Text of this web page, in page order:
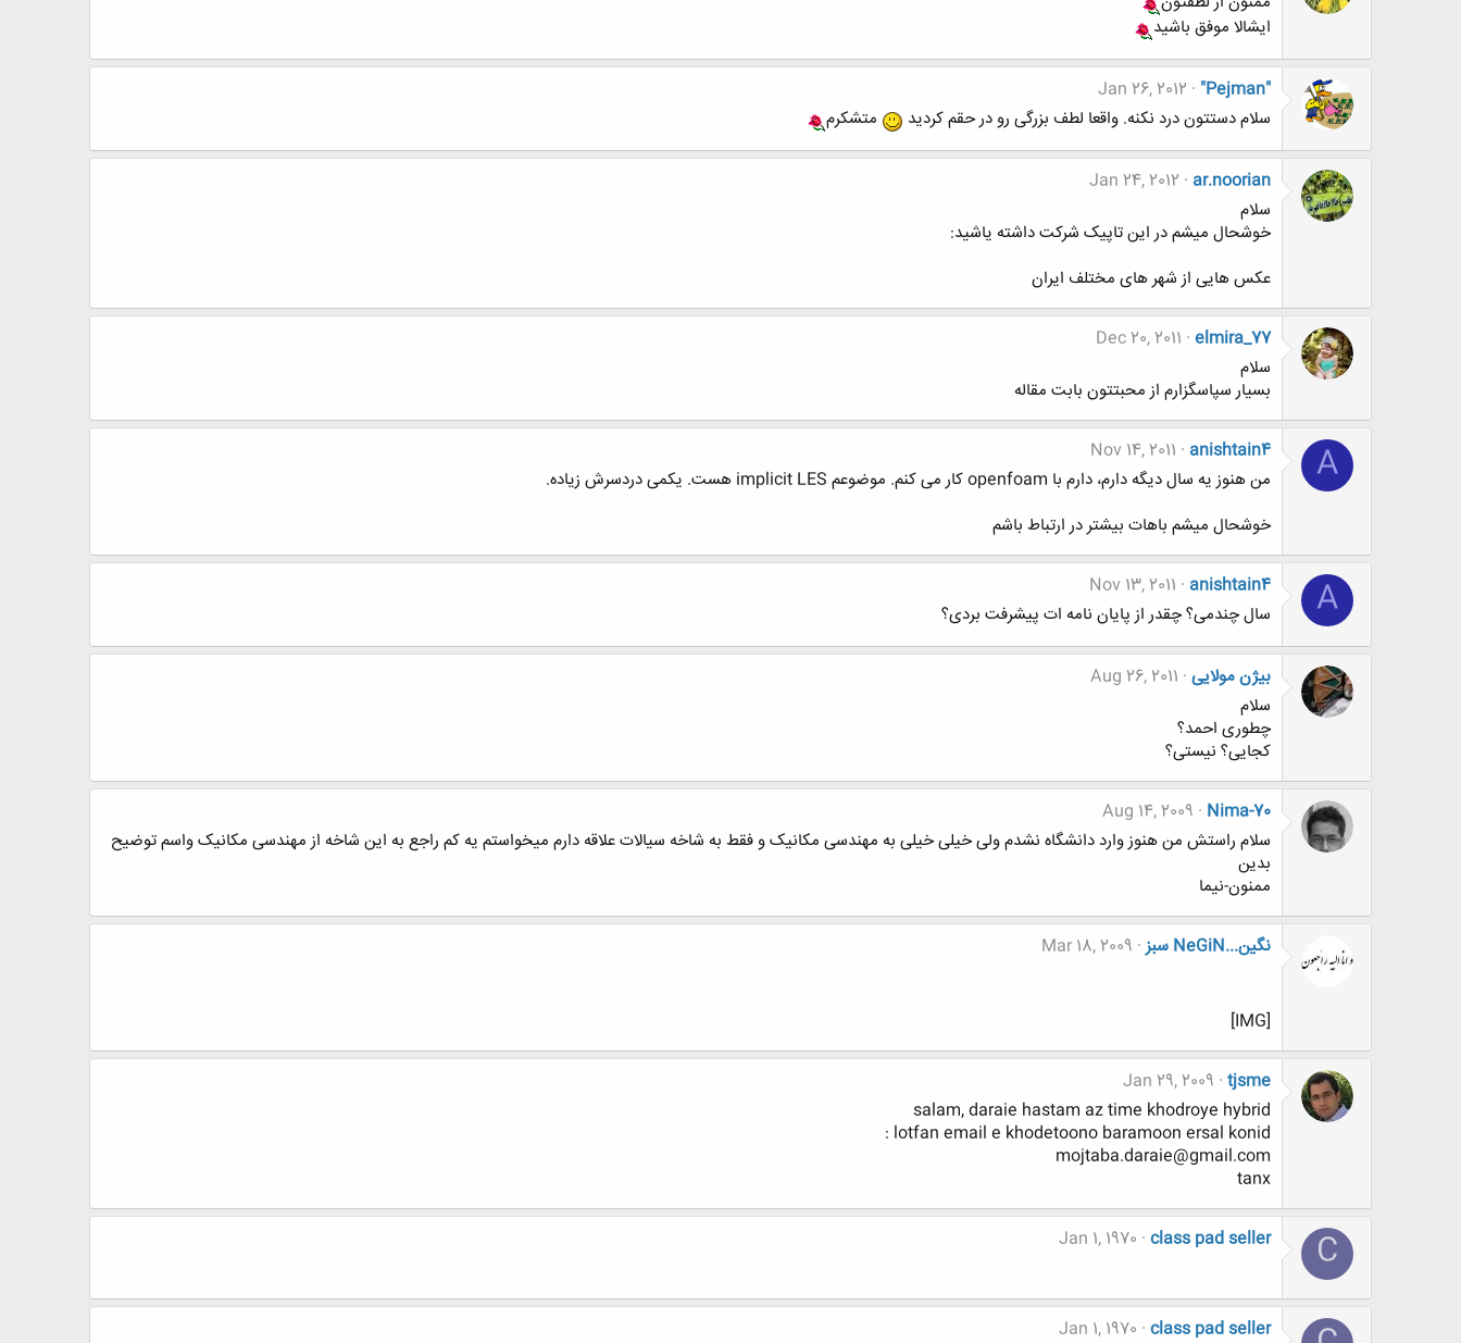
ایشالا موفق باشید
"Pejman"
Jan 26, 2012
سلام دستتون درد نکنه. واقعا لطف بزرگی رو در حقم کردید
متشکرم
ar.noorian
Jan 24, 2012
سلام
خوشحال میشم در این تاپیک شرکت داشته یاشید:
عکس هایی از شهر های مختلف ایران
elmira_77
Dec 20, 2011
سلام
بسیار سپاسگزارم از محبتتون بابت مقاله
A
anishtain4
Nov 14, 2011
من هنوز یه سال دیگه دارم، دارم با openfoam کار می کنم. موضوعم implicit LES هست. یکمی دردسرش زیاده.
خوشحال میشم باهات بیشتر در ارتباط باشم
A
anishtain4
Nov 13, 2011
سال چندمی؟ چقدر از پایان نامه ات پیشرفت بردی؟
بیژن مولایی Aug 26, 2011
سلام
چطوری احمد؟
کجایی؟ نیستی؟
Nima-70
Aug 14, 2009
سلام راستش من هنوز وارد دانشگاه نشدم ولی خیلی خیلی به مهندسی مکانیک و فقط به شاخه سیالات علاقه دارم میخواستم یه کم راجع به این شاخه از مهندسی مکانیک واسم توضیح
بدین
ممنون-نیما
نگين...NeGiN سبز Mar 18, 2009
[IMG]
tjsme
Jan 29, 2009
salam, daraie hastam az time khodroye hybrid
lotfan email e khodetoono baramoon ersal konid :
mojtaba.daraie@gmail.com
tanx
C
class pad seller
Jan 1, 1970
class pad seller
Jan 1, 1970